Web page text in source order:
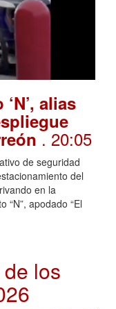
alias
. 20:05
de seguridad
del
en la
“N”, apodado “El
los